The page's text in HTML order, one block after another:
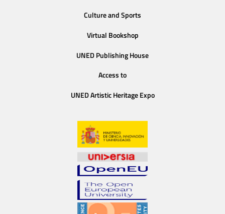
Culture and Sports
Virtual Bookshop
UNED Publishing House
Access to
UNED Artistic Heritage Expo